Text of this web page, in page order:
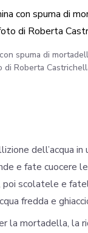
spuma di
di Roberta
dell’acqua in
e fate cuocere
scolatele e
fredda e
la mortadella, la